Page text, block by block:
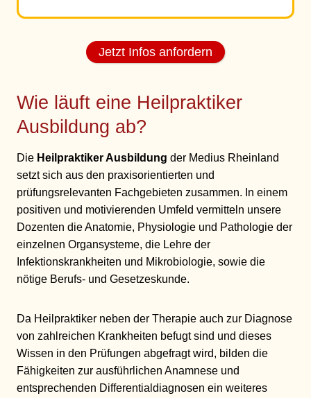
Jetzt Infos anfordern
Wie läuft eine Heilpraktiker
Ausbildung ab?
Die Heilpraktiker Ausbildung der Medius Rheinland
setzt sich aus den praxisorientierten und
prüfungsrelevanten Fachgebieten zusammen. In einem
positiven und motivierenden Umfeld vermitteln unsere
Dozenten die Anatomie, Physiologie und Pathologie der
einzelnen Organsysteme, die Lehre der
Infektionskrankheiten und Mikrobiologie, sowie die
nötige Berufs- und Gesetzeskunde.
Da Heilpraktiker neben der Therapie auch zur Diagnose
von zahlreichen Krankheiten befugt sind und dieses
Wissen in den Prüfungen abgefragt wird, bilden die
Fähigkeiten zur ausführlichen Anamnese und
entsprechenden Differentialdiagnosen ein weiteres